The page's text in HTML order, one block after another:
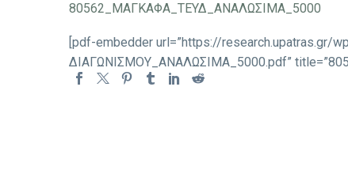
80562_ΜΑΓΚΑΦΑ_ΤΕΥΔ_ΑΝΑΛΩΣΙΜΑ_5000
[pdf-embedder url=”https://
ΔΙΑΓΩΝΙΣΜΟΥ_ΑΝΑΛΩΣΙΜΑ_5000.pdf”